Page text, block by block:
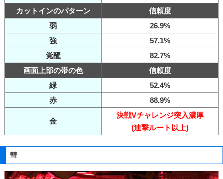
カットインのパターン
信頼度
弱
26.9%
強
57.1%
覚醒
82.7%
画面上部の帯の色
信頼度
緑
52.4%
赤
88.9%
金
決戦Vチャレンジ突入濃厚
(連撃ルート以上)
彗